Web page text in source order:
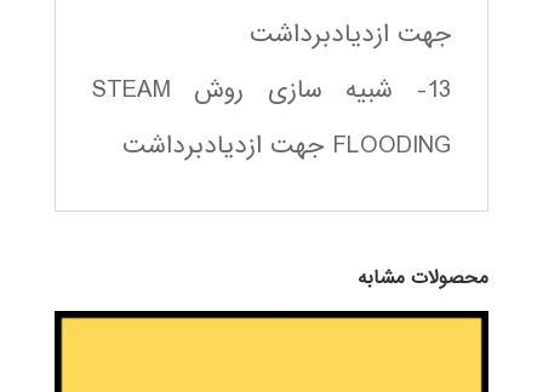
جهت ازديادبرداشت
13- شبیه سازی روش STEAM
FLOODING جهت ازديادبرداشت
محصولات مشابه